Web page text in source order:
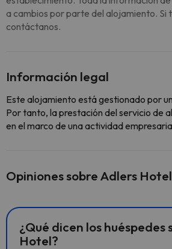
a cambios por parte del alojamiento. Si
contáctanos.
Información legal
Este alojamiento está gestionado por
Por tanto, la prestación del servicio de
en el marco de una actividad
Opiniones sobre Adlers Hotel
¿Qué dicen los huéspedes
Hotel?